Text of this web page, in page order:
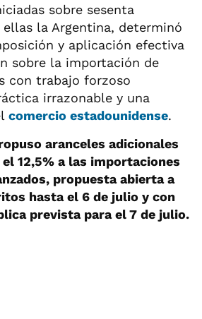
sobre sesenta
la Argentina, determinó
y aplicación efectiva
sobre la importación de
con trabajo forzoso
irrazonable y una
comercio estadounidense.
aranceles adicionales
12,5% a las importaciones
propuesta abierta a
hasta el 6 de julio y con
prevista para el 7 de julio.